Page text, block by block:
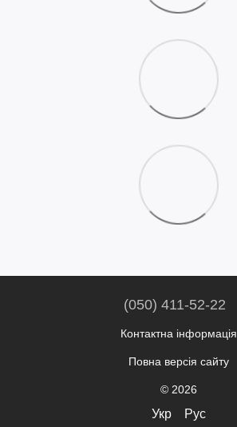
(050) 411-52-22
Контактна інформація
Повна версія сайту
© 2026
Укр Рус